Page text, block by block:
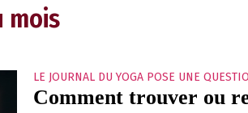
mois
LE JOURNAL DU YOGA POSE UNE
Comment trouver ou